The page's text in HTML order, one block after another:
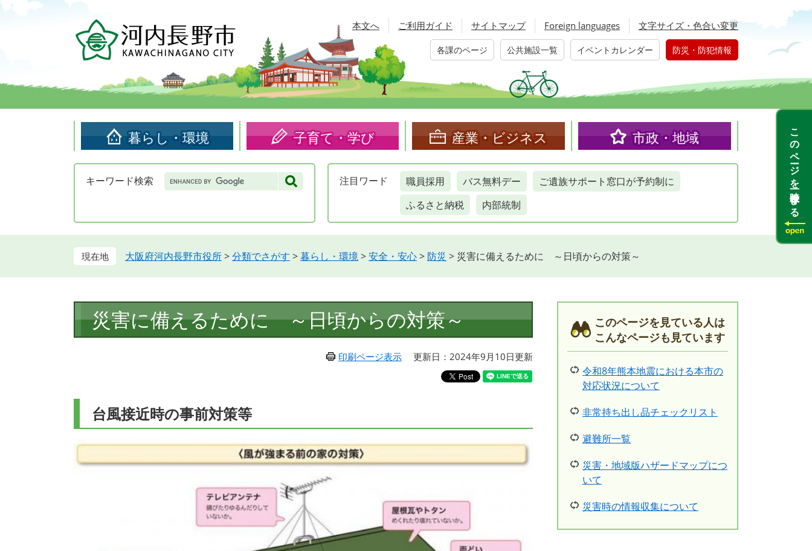
頭
す。
飛
し
本文へ ご利用ガイド サイトマップ Foreign languages 文字サイズ・色合い変更
各課のページ 公共施設一覧 イベントカレンダー 防災・防犯情報
暮らし・環境 子育て・学び 産業・ビジネス 市政・地域
キーワード検索 Google
カ
検
注目 ワード 職員採用 バス無料デー
ご遺族サポート窓口が予約制に
ふるさと納税
内部統制
大阪府河内長野市役所>分類でさがす >暮らし・環境>安全・安心> 防災 > 災害に備えるために ～日頃からの対策～
文
災害に備えるために ～日頃からの対策～
印刷ページ表示 更新日：2024年9月10日更新
台風接近時の事前対策等
このページを見ている人は
こんなページも見ています
令和8年熊本地震における本市の
対応状況について
非常持ち出し品チェックリスト
避難所一覧
災害・地域版ハザードマップにつ
いて
災害時の情報収集について
このページを一時保存する